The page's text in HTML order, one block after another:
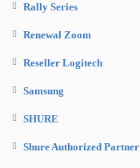
Rally Series
Renewal Zoom
Reseller Logitech
Samsung
SHURE
Shure Authorized Partner